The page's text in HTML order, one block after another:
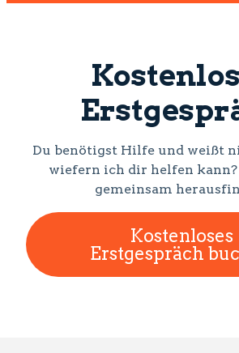
Du benötigst Hilfe und weißt
wiefern ich dir helfen kann?
gemeinsam
Kostenloses
Erstgespräch